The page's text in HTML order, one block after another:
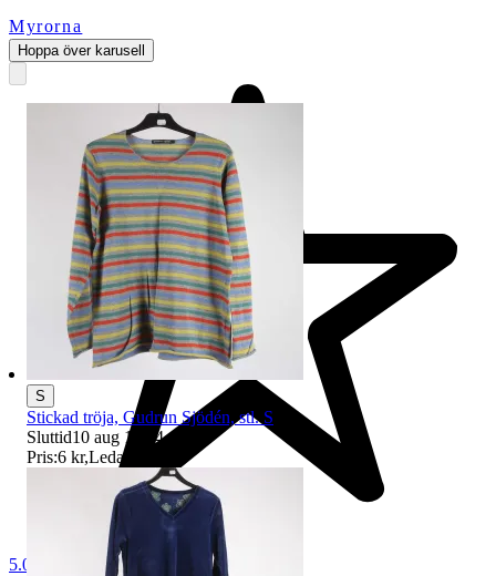
Myrorna
5.0
Hoppa över karusell
S
Stickad tröja, Gudrun Sjödén, stl. S
Sluttid10 aug 19:24.
Pris:6 kr,Ledande bud